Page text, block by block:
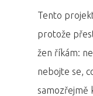
Tento
protože
žen říkám:
nebojte se,
samozřejmě